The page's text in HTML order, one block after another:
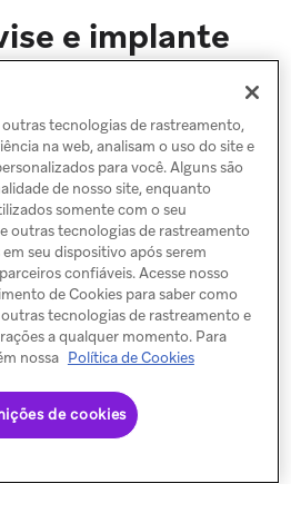
e implante
sua campanha ou
teste e envie!
o
PRÓXIMO
Relatórios do
KakaoTalk
Reserved Privacy Policy
tecnologias de rastreamento,
na web, analisam o uso do site e
para você. Alguns são
de nosso site, enquanto
somente com o seu
outras tecnologias de rastreamento
seu dispositivo após serem
confiáveis. Acesse nosso
de Cookies para saber como
tecnologias de rastreamento e
a qualquer momento. Para
nossa Política de Cookies
de cookies